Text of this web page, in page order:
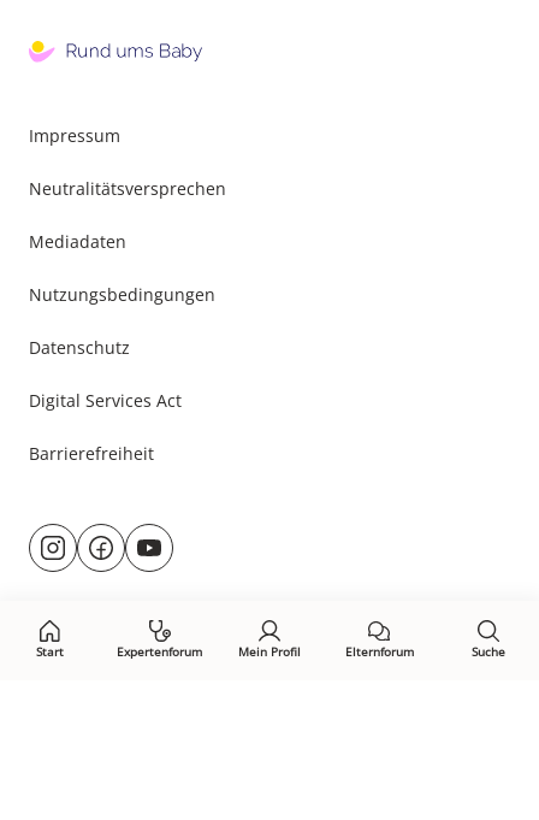
Start Expertenforum Mein Profil Elternforum Suche
Impressum
Neutralitätsversprechen
Mediadaten
Nutzungsbedingungen
Datenschutz
Digital Services Act
Barrierefreiheit
Besuche
uns@rund.ums.baby
facebook.com/rundumsbaby.de
youtube.com/@rundumsbaby_